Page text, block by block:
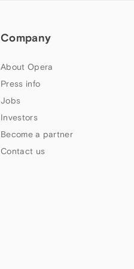
Company
About Opera
Press info
Jobs
Investors
Become a partner
Contact us